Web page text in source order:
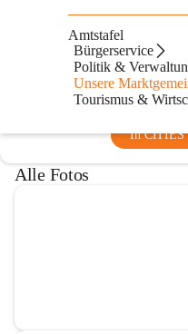
Amtstafel
Bürgerservice
Politik &
Unsere
Tourismus &
@freiwillige-
Feuerwehr
In CITIES
Alle Fotos